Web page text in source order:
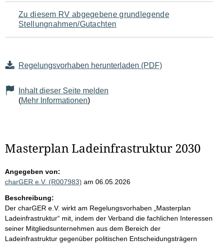
Seiteninhalt
Zu diesem RV abgegebene grundlegende
Stellungnahmen/Gutachten
Regelungsvorhaben herunterladen (PDF)
Inhalt dieser Seite melden
(Mehr Informationen)
Masterplan Ladeinfrastruktur 2030
Angegeben von:
charGER e.V. (R007983) am 06.05.2026
Beschreibung:
Der charGER e.V. wirkt am Regelungsvorhaben „Masterplan
Ladeinfrastruktur“ mit, indem der Verband die fachlichen Interessen
seiner Mitgliedsunternehmen aus dem Bereich der
Ladeinfrastruktur gegenüber politischen Entscheidungsträgern